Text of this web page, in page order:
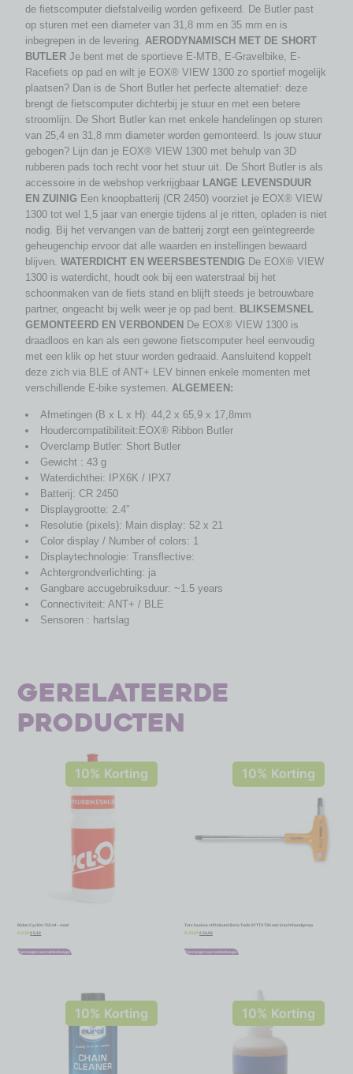
de fietscomputer diefstalveilig worden gefixeerd. De Butler past
op sturen met een diameter van 31,8 mm en 35 mm en is
inbegrepen in de levering. AERODYNAMISCH MET DE SHORT
BUTLER Je bent met de sportieve E-MTB, E-Gravelbike, E-
Racefiets op pad en wilt je EOX® VIEW 1300 zo sportief mogelijk
plaatsen? Dan is de Short Butler het perfecte alternatief: deze
brengt de fietscomputer dichterbij je stuur en met een betere
stroomlijn. De Short Butler kan met enkele handelingen op sturen
van 25,4 en 31,8 mm diameter worden gemonteerd. Is jouw stuur
gebogen? Lijn dan je EOX® VIEW 1300 met behulp van 3D
rubberen pads toch recht voor het stuur uit. De Short Butler is als
accessoire in de webshop verkrijgbaar LANGE LEVENSDUUR
EN ZUINIG Een knoopbatterij (CR 2450) voorziet je EOX® VIEW
1300 tot wel 1,5 jaar van energie tijdens al je ritten, opladen is niet
nodig. Bij het vervangen van de batterij zorgt een geïntegreerde
geheugenchip ervoor dat alle waarden en instellingen bewaard
blijven.WATERDICHT EN WEERSBESTENDIG De EOX® VIEW
1300 is waterdicht, houdt ook bij een waterstraal bij het
schoonmaken van de fiets stand en blijft steeds je betrouwbare
partner, ongeacht bij welk weer je op pad bent.
BLIKSEMSNEL
GEMONTEERD EN VERBONDEN De EOX® VIEW 1300 is
draadloos en kan als een gewone fietscomputer heel eenvoudig
met een klik op het stuur worden gedraaid. Aansluitend koppelt
deze zich via BLE of ANT+ LEV binnen enkele momenten met
verschillende E-bike systemen. ALGEMEEN:
Afmetingen (B x L x H): 44,2 x 65,9 x 17,8mm
Houdercompatibiliteit:EOX® Ribbon Butler
Overclamp Butler: Short Butler
Gewicht : 43 g
Waterdichthei: IPX6K / IPX7
Batterij: CR 2450
Displaygrootte: 2.4″
Resolutie (pixels): Main display: 52 x 21
Color display / Number of colors: 1
Displaytechnologie: Transflective:
Achtergrondverlichting: ja
Gangbare accugebruiksduur: ~1.5 years
Connectiviteit: ANT+ / BLE
Sensoren : hartslag
Gerelateerde
producten
10% Korting
Bidon CyclOn 750 ml – rood
€5,75 €5,18
Toevoegen aan winkelwagen
10% Korting
Torx haakse stiftsleutel Beta Tools 97TTX T30 met krachthandgreep
22,87 €20,58
Toevoegen aan winkelwagen
10% Korting 10% Korting